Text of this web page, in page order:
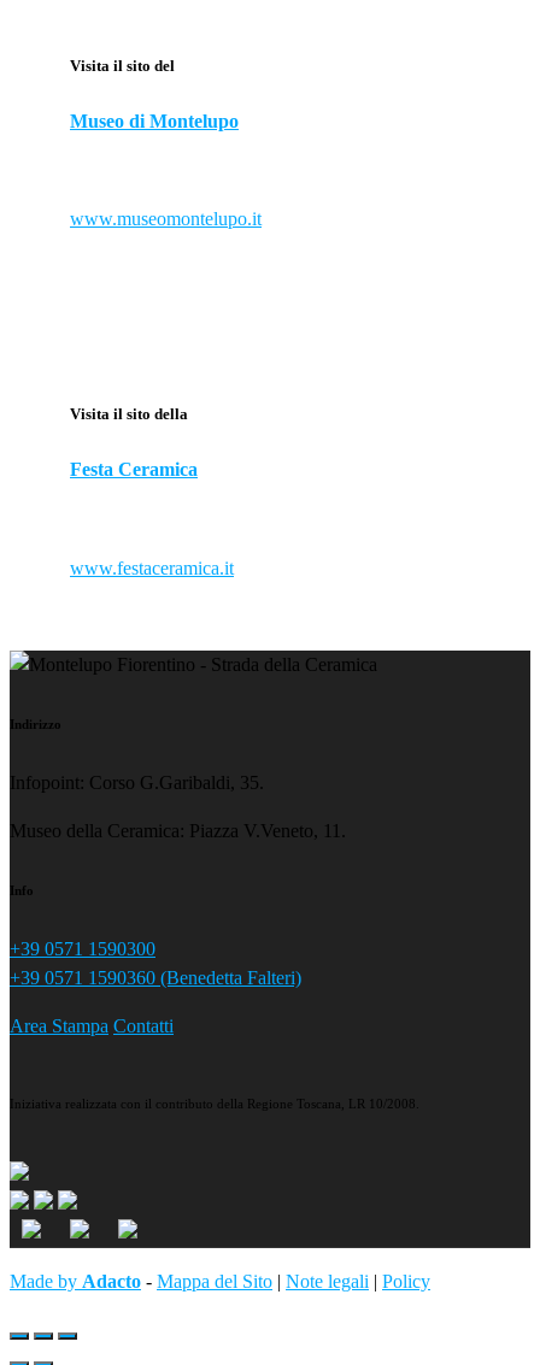
Visita il sito del
Museo di Montelupo
www.museomontelupo.it
Visita il sito della
Festa Ceramica
www.festaceramica.it
Indirizzo
Infopoint: Corso G.Garibaldi, 35.
Museo della Ceramica: Piazza V.Veneto, 11.
Info
+39 0571 1590300
+39 0571 1590360 (Benedetta Falteri)
Area Stampa Contatti
Iniziativa realizzata con il contributo della Regione Toscana, LR 10/2008.
Made by Adacto - Mappa del Sito | Note legali | Policy